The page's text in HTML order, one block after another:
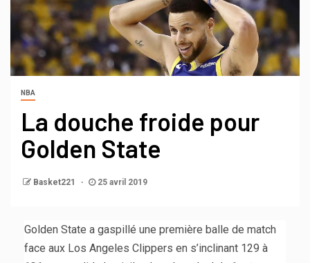
NBA
La douche froide pour
Golden State
Basket221 25 avril 2019
Golden State a gaspillé une première balle de match
face aux Los Angeles Clippers en s’inclinant 129 à